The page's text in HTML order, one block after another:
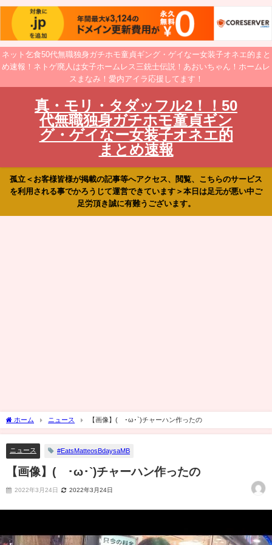
ネット乞食50代無職独身ガチホモ童貞ギング・ゲイなー女装子オネエ的まと
め速報！ネトゲ廃人は女子ホームレス三銃士伝説！あおいちゃん！ホームレ
スまなみ！愛内アイラ応援してます！
真・モリ・タダッフル2！！50
代無職独身ガチホモ童貞ギン
グ・ゲイなー女装子オネエ的
まとめ速報
孤立＜お客様皆様が掲載の記事等へアクセス、閲覧、こちらのサービス
を利用される事でかろうじて運営できています＞本日は足元が悪い中ご
足労頂き誠に有難うございます。
ホーム ニュース 【画像】(´･ω･`)チャーハン作ったの
ニュース #EatsMatteosBdaysaMB
【画像】(´･ω･`)チャーハン作ったの
2022年3月24日 2022年3月24日